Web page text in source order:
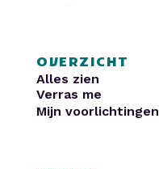
OVERZICHT
Alles zien
Verras me
Mijn voorlichtingen